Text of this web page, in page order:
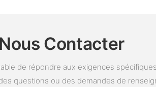
Nous Contacter
de répondre aux exigences
questions ou des demandes de